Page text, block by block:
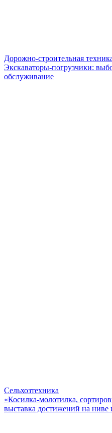
Дорожно-строительная
Экскаваторы-погрузчики:
обслуживание
Сельхозтехника
«Косилка-молотилка,
выставка достижений на